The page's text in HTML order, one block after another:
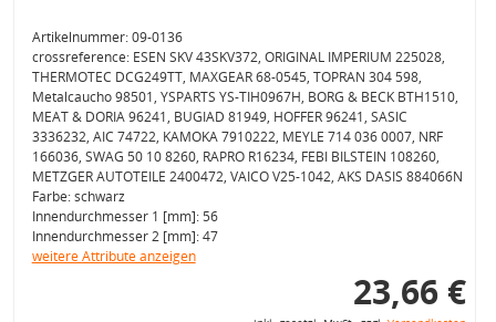
Artikelnummer: 09-0136
crossreference: ESEN SKV 43SKV372, ORIGINAL IMPERIUM 225028,
THERMOTEC DCG249TT, MAXGEAR 68-0545, TOPRAN 304 598,
Metalcaucho 98501, YSPARTS YS-TIH0967H, BORG & BECK BTH1510,
MEAT & DORIA 96241, BUGIAD 81949, HOFFER 96241, SASIC
3336232, AIC 74722, KAMOKA 7910222, MEYLE 714 036 0007, NRF
166036, SWAG 50 10 8260, RAPRO R16234, FEBI BILSTEIN 108260,
METZGER AUTOTEILE 2400472, VAICO V25-1042, AKS DASIS 884066N
Farbe: schwarz
Innendurchmesser 1 [mm]: 56
Innendurchmesser 2 [mm]: 47
weitere Attribute anzeigen
23,66 €